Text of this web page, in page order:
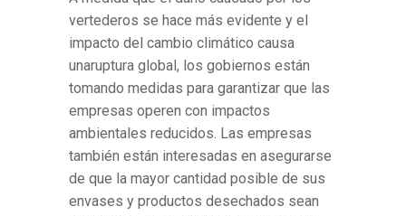
vertederos se hace más evidente y el
impacto del cambio climático causa
unaruptura global, los gobiernos están
tomando medidas para garantizar que las
empresas operen con impactos
ambientales reducidos. Las empresas
también están interesadas en asegurarse
de que la mayor cantidad posible de sus
envases y productos desechados sean